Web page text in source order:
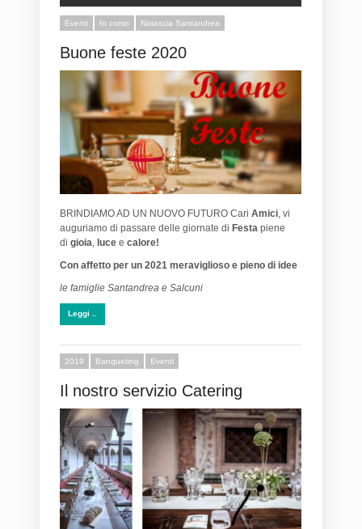
Eventi In corso Natascia Santandrea
Buone feste 2020
BRINDIAMO AD UN NUOVO FUTURO Cari Amici , vi
auguriamo di passare delle giornate di Festa piene
di gioia luce e calore!
Con affetto per un 2021 meraviglioso e pieno di idee
le famiglie Santandrea e Salcuni
Leggi ..
2019 Banqueting Eventi
Il nostro servizio Catering